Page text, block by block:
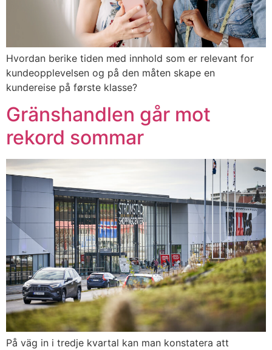
Hvordan berike tiden med innhold som er relevant for
kundeopplevelsen og på den måten skape en
kundereise på første klasse?
Gränshandlen går mot
rekord sommar
På väg in i tredje kvartal kan man konstatera att